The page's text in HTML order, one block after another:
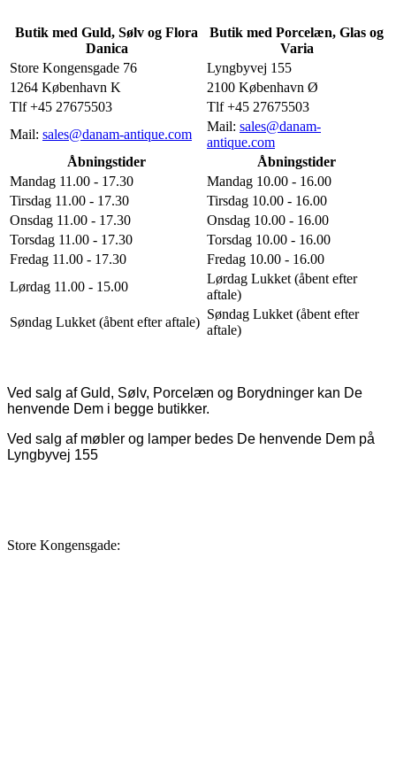
Butik med Guld, Sølv og Flora
Danica
Butik med Porcelæn, Glas og
Varia
Store Kongensgade 76
Lyngbyvej 155
1264 København K
2100 København Ø
Tlf +45 27675503
Tlf +45 27675503
Mail: sales@danam-antique.com
Mail: sales@danam-
antique.com
Åbningstider
Åbningstider
Mandag 11.00 - 17.30
Mandag 10.00 - 16.00
Tirsdag 11.00 - 17.30
Tirsdag 10.00 - 16.00
Onsdag 11.00 - 17.30
Onsdag 10.00 - 16.00
Torsdag 11.00 - 17.30
Torsdag 10.00 - 16.00
Fredag 11.00 - 17.30
Fredag 10.00 - 16.00
Lørdag 11.00 - 15.00
Lørdag Lukket (åbent efter
aftale)
Søndag Lukket (åbent efter aftale)
Søndag Lukket (åbent efter
aftale)
Ved salg af Guld, Sølv, Porcelæn og Borydninger kan De
henvende Dem i begge butikker.
Ved salg af møbler og lamper bedes De henvende Dem på
Lyngbyvej 155
Store Kongensgade: